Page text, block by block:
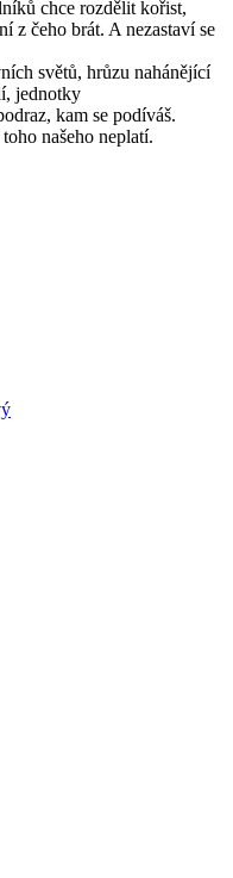
chce rozdělit kořist,
z čeho brát. A nezastaví se
světů, hrůzu nahánějící
jednotky
kam se podíváš.
našeho neplatí.